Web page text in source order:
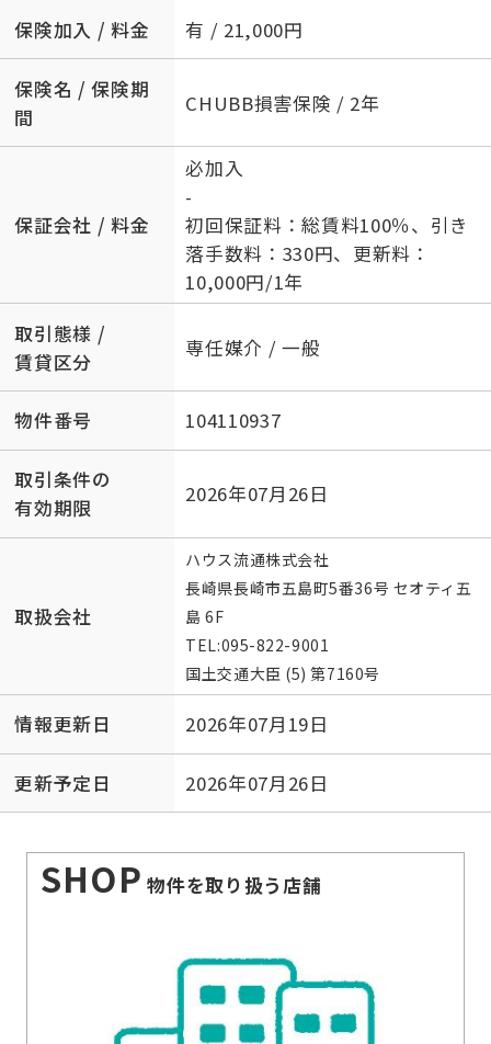
保険加入 / 料金
有 / 21,000円
保険名 / 保険期
間
CHUBB損害保険 / 2年
保証会社 / 料金
必加入
-
初回保証料：総賃料100％、引き
落手数料：330円、更新料：
10,000円/1年
取引態様 /
賃貸区分
専任媒介 / 一般
物件番号 104110937
取引条件の
有効期限
2026年07月26日
取扱会社
ハウス流通株式会社
長崎県長崎市五島町5番36号 セオティ五
島 6F
TEL:095-822-9001
国土交通大臣 (5) 第7160号
情報更新日 2026年07月19日
更新予定日 2026年07月26日
SHOP 物件を取り扱う店舗